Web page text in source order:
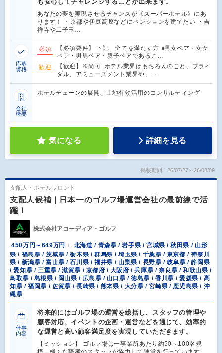
も安心してチャレンジすることが出来ます。
あなたの夢を実現させるチャンスが《スーパーホテル》にあ
ります！ ・京都や伊豆高原などにペンションを建てたい ・吉
祥寺や二子玉…
応募
資格
必須
【必須要件】 下記、全てを満たす方 ●男女ペア・女女
ペア・男男ペア・親子ペアであるこ…
歓迎
【歓迎】※尚可 ホテル業界はもちろんのこと、ブライ
ダル、アミューズメント業界や、…
会社
概要
ホテルチェーンの展開、土地有効活用のコンサルティング
気になる 詳細を見る
掲載期間：26/07/27～26/08/09
支配人・ホテルフロント
支配人候補｜日本一のゴルフ場運営会社の最前線で活
躍！
株式会社アコーディア・ゴルフ
450万円～649万円
北海道 / 青森県 / 岩手県 / 宮城県 / 秋田県 / 山形
県 / 福島県 / 茨城県 / 栃木県 / 群馬県 / 埼玉県 / 千葉県 / 東京都 / 神奈川
県 / 新潟県 / 富山県 / 石川県 / 福井県 / 山梨県 / 長野県 / 岐阜県 / 静岡県
/ 愛知県 / 三重県 / 滋賀県 / 京都府 / 大阪府 / 兵庫県 / 奈良県 / 和歌山県 /
鳥取県 / 島根県 / 岡山県 / 広島県 / 山口県 / 徳島県 / 香川県 / 愛媛県 / 高
知県 / 福岡県 / 佐賀県 / 長崎県 / 熊本県 / 大分県 / 宮崎県 / 鹿児島県 / 沖
縄県
仕事
内容
将来的にはゴルフ場の運営を総括し、スタッフの管理や
顧客対応、イベントの企画・運営などを通じて、効率的
な運営と高い顧客満足度を実現していただきます。
【ミッション】 ゴルフ場は一事業所あたり約50～100名規